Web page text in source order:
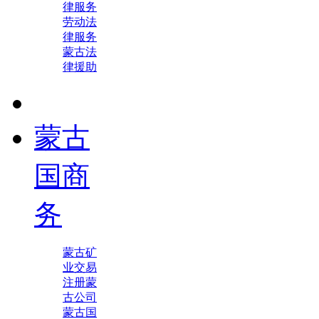
律服务
劳动法
律服务
蒙古法
律援助
蒙古
国商
务
蒙古矿
业交易
注册蒙
古公司
蒙古国